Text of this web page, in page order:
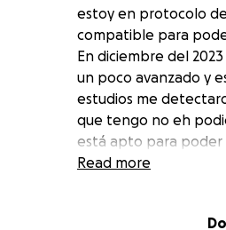
estoy en protocolo
compatible para
En diciembre del
un poco avanzado y
estudios me
que tengo no eh
está apto para poder
endocrinólogo
disfrutando como
Read more